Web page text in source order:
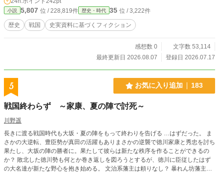
メンバー。 藤林長門守:伊賀惣国のメンバー。 沢村一学:伊賀
惣国のメンバー。 澄海:平楽寺住職。 柳生新左衛門:柳生家当
主。諱は宗厳。 鍋:新左衛門の妻。 柳生新次郎:新左衛門の
子。諱は厳勝。 栄厳:柳生家先代当主。新左衛門の父。諱は家
小説 5,807 位 / 228,819件 歴史・時代 35 位 / 3,222件
歴史 戦国 史実資料に基づくフィクション
感想数 0
文字数 53,114
最終更新日 2026.08.07
登録日 2026.07.17
5 お気に入り追加 183
戦国終わらず ～家康、夏の陣で討死～
川野遥
長きに渡る戦国時代も大坂・夏の陣をもって終わりを告げる …はずだった。 ま
さかの大逆転、豊臣勢が真田の活躍もありまさかの逆襲で徳川家康と秀忠を討ち
果たし、大坂の陣の勝者に。果たして彼らは新たな秩序を作ることができるの
か？ 敗北した徳川勢も何とか巻き返しを図ろうとするが、徳川に臣従したはず
の大名達が新たな野心を抱き始める。 文治系藩主は頼りなし？ 暴れん坊藩主が